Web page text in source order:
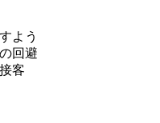
よう
回避
客